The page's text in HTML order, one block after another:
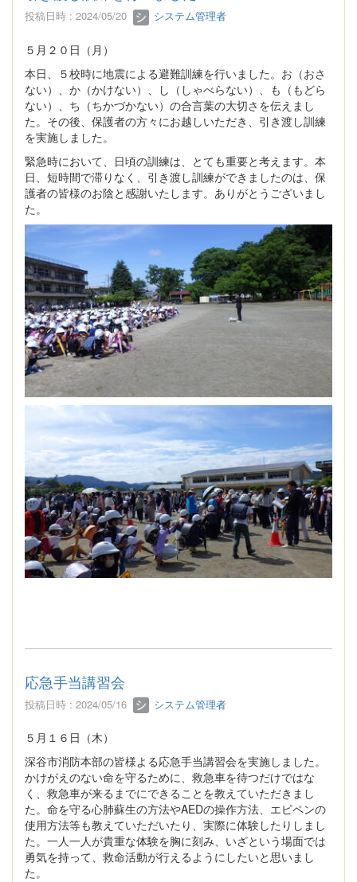
投稿日時 : 2024/05/20 システム管理者
５月２０日（月）
本日、５校時に地震による避難訓練を行いました。お（おさ
ない）、か（かけない）、し（しゃべらない）、も（もどら
ない）、ち（ちかづかない）の合言葉の大切さを伝えまし
た。その後、保護者の方々にお越しいただき、引き渡し訓練
を実施しました。
緊急時において、日頃の訓練は、とても重要と考えます。本
日、短時間で滞りなく、引き渡し訓練ができましたのは、保
護者の皆様のお陰と感謝いたします。ありがとうございまし
た。
応急手当講習会
投稿日時 : 2024/05/16 システム管理者
５月１６日（木）
深谷市消防本部の皆様よる応急手当講習会を実施しました。
かけがえのない命を守るために、救急車を待つだけではな
く、救急車が来るまでにできることを教えていただきまし
た。命を守る心肺蘇生の方法やAEDの操作方法、エピペンの
使用方法等も教えていただいたり、実際に体験したりしまし
た。一人一人が貴重な体験を胸に刻み、いざという場面では
勇気を持って、救命活動が行えるようにしたいと思いまし
た。